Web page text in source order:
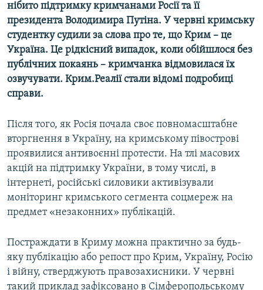
нібито підтримку кримчанами Росії та її
президента Володимира Путіна. У червні кримську
студентку судили за слова про те, що Крим – це
Україна. Це рідкісний випадок, коли обійшлося без
публічних покаянь – кримчанка відмовилася їх
озвучувати. Крим.Реалії стали відомі подробиці
справи.
Після того, як Росія почала своє повномасштабне
вторгнення в Україну, на кримському півострові
проявилися антивоєнні протести. На тлі масових
акцій на підтримку України, в тому числі, в
інтернеті, російські силовики активізували
моніторинг кримського сегмента соцмереж на
предмет «незаконних» публікацій.
Постраждати в Криму можна практично за будь-
яку публікацію або репост про Крим, Україну, Росію
і війну, стверджують правозахисники. У червні
такий приклад зафіксовано в Сімферопольському